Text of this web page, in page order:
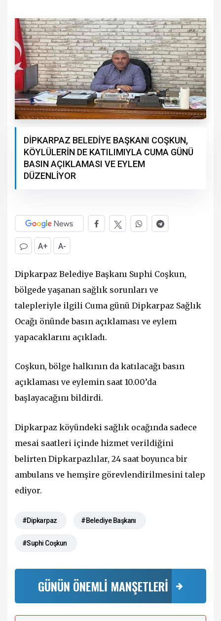
DİPKARPAZ BELEDİYE BAŞKANI COŞKUN,
KÖYLÜLERİN DE KATILIMIYLA CUMA GÜNÜ
BASIN AÇIKLAMASI VE EYLEM
DÜZENLİYOR
A+ A-
Dipkarpaz Belediye Başkanı Suphi Coşkun,
bölgede yaşanan sağlık sorunları ve
talepleriyle ilgili Cuma günü Dipkarpaz Sağlık
Ocağı önünde basın açıklaması ve eylem
yapacaklarını açıkladı.
Coşkun, bölge halkının da katılacağı basın
açıklaması ve eylemin saat 10.00’da
başlayacağını bildirdi.
Dipkarpaz köyündeki sağlık ocağında sadece
mesai saatleri içinde hizmet verildiğini
belirten Dipkarpazlılar, 24 saat boyunca bir
ambulans ve hemşire görevlendirilmesini talep
ediyor.
#Dipkarpaz #Belediye Başkanı
#Suphi Coşkun
GÜNÜN ÖNEMLİ MANŞETLERİ